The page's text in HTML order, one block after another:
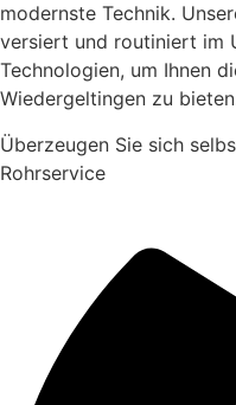
modernste Technik.
versiert und routiniert im
Technologien, um Ihnen
Wiedergeltingen zu
Überzeugen Sie sich
Rohrservice